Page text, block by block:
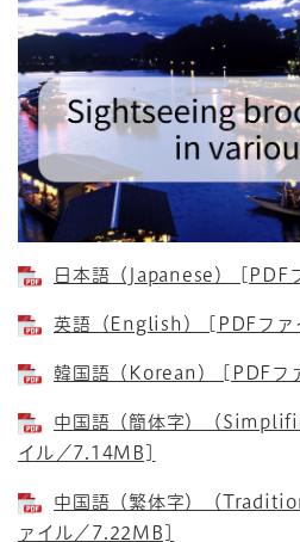
日本語（Japanese） [PDF
英語（English） [PDFファ
韓国語（Korean） [PDFフ
中国語（簡体字）（
イル／7.14MB]
中国語（繁体字）（
ァイル／7.22MB]